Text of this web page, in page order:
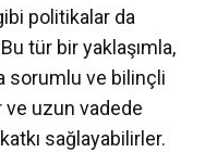
politikalar da
tür bir yaklaşımla,
sorumlu ve bilinçli
ve uzun vadede
sağlayabilirler.